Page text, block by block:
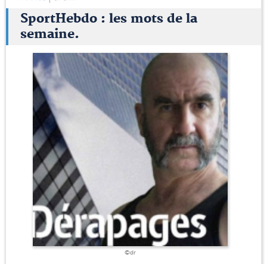
SportHebdo : les mots de la
semaine.
©dr